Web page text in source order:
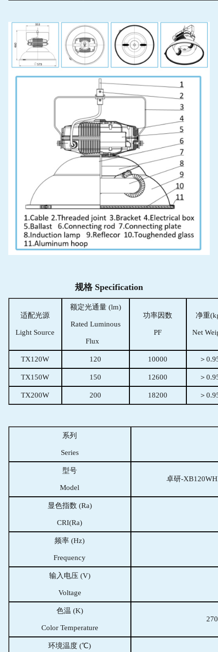
规格 Specification
适配光源
Light Source
额定光通量 (lm)
Rated Luminous
Flux
功率因数
PF
净重
Net
TX120W 120 10000 ＞
TX150W 150 12600 ＞
TX200W 200 18200 ＞
系列
Series
型号
Model
卓研-
显色指数 (Ra)
CRI(Ra)
频率 (Hz)
Frequency
输入电压 (V)
Voltage
色温 (K)
Color Temperature
环境温度 (℃)